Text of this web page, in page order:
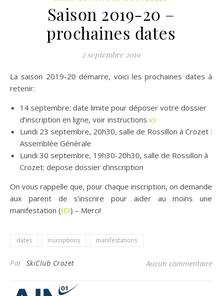
Saison 2019-20 –
prochaines dates
2 septembre 2019
La saison 2019-20 démarre, voici les prochaines dates à
retenir:
14 septembre: date limite pour déposer votre dossier
d’inscription en ligne, voir instructions ici
Lundi 23 septembre, 20h30, salle de Rossillon à Crozet :
Assemblée Générale
Lundi 30 septembre, 19h30-20h30, salle de Rossillon à
Crozet: depose dossier d’inscription
On vous rappelle que, pour chaque inscription, on demande
aux parent de s’inscrire pour aider au moins une
manifestation (ICI) – Merci!
dates Inscriptions manifestations
Par SkiClub Crozet Aucun commentaire